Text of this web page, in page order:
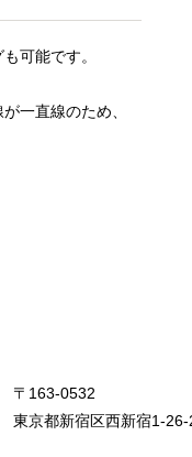
可能です。
一直線のため、
〒163-0532
東京都新宿区西新宿1-